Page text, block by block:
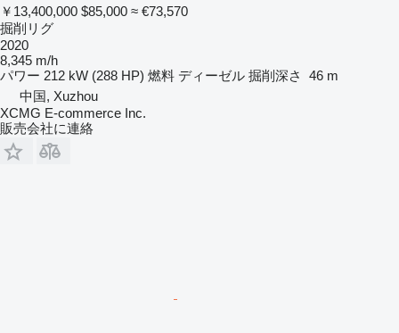
￥13,400,000 $85,000 ≈ €73,570
掘削リグ
2020
8,345 m/h
パワー 212 kW (288 HP) 燃料 ディーゼル 掘削深さ
46 m
中国, Xuzhou
XCMG E-commerce Inc.
販売会社に連絡